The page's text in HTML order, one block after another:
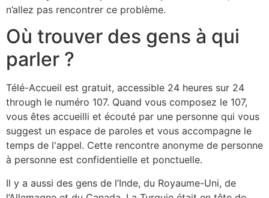
n’allez pas rencontrer ce problème.
Où trouver des gens à qui
parler ?
Télé-Accueil est gratuit, accessible 24 heures sur 24
through le numéro 107. Quand vous composez le 107,
vous êtes accueilli et écouté par une personne qui vous
suggest un espace de paroles et vous accompagne le
temps de l'appel. Cette rencontre anonyme de personne
à personne est confidentielle et ponctuelle.
Il y a aussi des gens de l’Inde, du Royaume-Uni, de